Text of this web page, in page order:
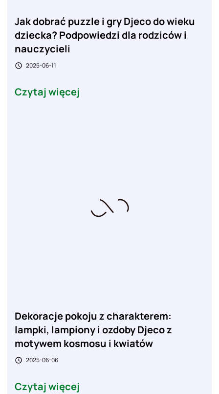
Jak dobrać puzzle i gry Djeco do wieku
dziecka? Podpowiedzi dla rodziców i
nauczycieli
 2025-06-11
Czytaj więcej
Dekoracje pokoju z charakterem:
lampki, lampiony i ozdoby Djeco z
motywem kosmosu i kwiatów
 2025-06-06
Czytaj więcej